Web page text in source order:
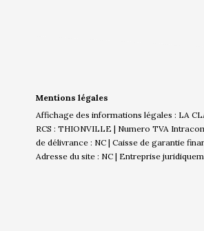
Mentions légales
Affichage des informations légales : LA
RCS : THIONVILLE | Numero TVA
de délivrance : NC | Caisse de garantie
Adresse du site : NC | Entreprise